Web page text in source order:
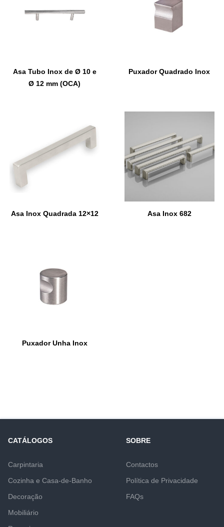
Asa Tubo Inox de Ø 10 e
Ø 12 mm (OCA)
Puxador Quadrado Inox
Asa Inox Quadrada 12×12 Asa Inox 682
Puxador Unha Inox
CATÁLOGOS
Carpintaria
Cozinha e Casa-de-Banho
Decoração
Mobiliário
SOBRE
Contactos
Política de Privacidade
FAQs